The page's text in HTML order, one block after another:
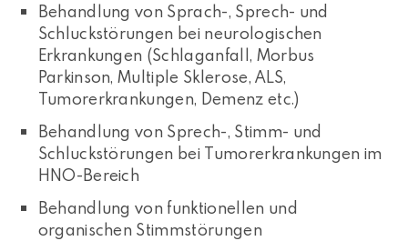
Behandlung von Sprach-, Sprech- und
Schluckstörungen bei neurologischen
Erkrankungen (Schlaganfall, Morbus
Parkinson, Multiple Sklerose, ALS,
Tumorerkrankungen, Demenz etc.)
Behandlung von Sprech-, Stimm- und
Schluckstörungen bei Tumorerkrankungen im
HNO-Bereich
Behandlung von funktionellen und
organischen Stimmstörungen